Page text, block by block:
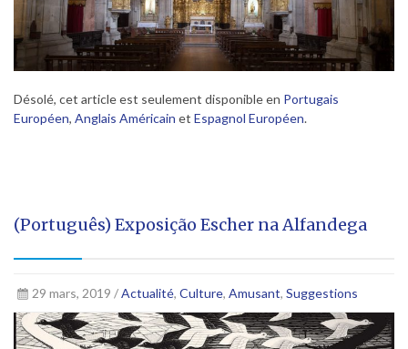
Désolé, cet article est seulement disponible en Portugais
Européen, Anglais Américain et Espagnol Européen.
(Português) Exposição Escher na Alfandega
29 mars, 2019 /Actualité, Culture, Amusant, Suggestions